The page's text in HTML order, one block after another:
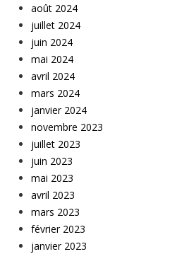
août 2024
juillet 2024
juin 2024
mai 2024
avril 2024
mars 2024
janvier 2024
novembre 2023
juillet 2023
juin 2023
mai 2023
avril 2023
mars 2023
février 2023
janvier 2023